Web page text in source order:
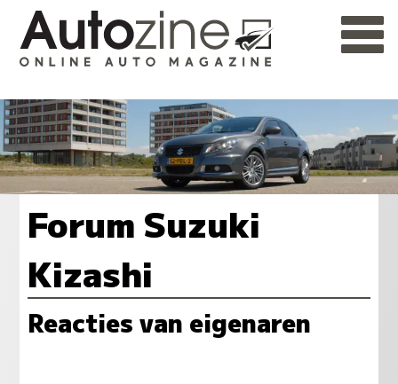
Forum Suzuki
Kizashi
Reacties van eigenaren